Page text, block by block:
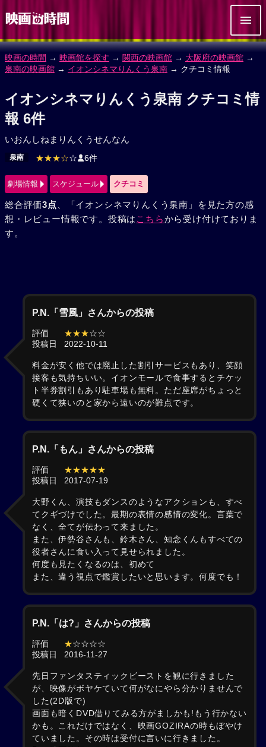
映画の時間 → 映画館を探す → 関西の映画館 → 大阪府の映画館 →
泉南の映画館 → イオンシネマりんくう泉南 → クチコミ情報
イオンシネマりんくう泉南 クチコミ情
報 6件
いおんしねまりんくうせんなん
泉南 ★★★☆☆ 6件
劇場情報 スケジュール クチコミ
総合評価3点 、「イオンシネマりんくう泉南」を見た方の感
想・レビュー情報です。投稿は こちらから受け付けておりま
す。
P.N.「雪風」さんからの投稿
評価 ★★★☆☆
投稿日
2022-10-11
料金が安く他では廃止した割引サービスもあり、笑顔
接客も気持ちいい。イオンモールで食事するとチケッ
ト半券割引もあり駐車場も無料。ただ座席がちょっと
硬くて狭いのと家から遠いのが難点です。
P.N.「もん」さんからの投稿
評価
★★★★★
投稿日
2017-07-19
大野くん、演技もダンスのようなアクションも、すべ
てクギづけでした。最期の表情の感情の変化。言葉で
なく、全てが伝わって来ました。
また、伊勢谷さんも、鈴木さん、知念くんもすべての
役者さんに食い入って見せられました。
何度も見たくなるのは、初めて
また、違う視点で鑑賞したいと思います。何度でも！
P.N.「は?」さんからの投稿
評価 ★☆☆☆☆
投稿日
2016-11-27
先日ファンタスティックビーストを観に行きました
が、映像がボヤケていて何がなにやら分かりませんで
した(2D版で)
画面も暗くDVD借りてみる方がましかも!もう行かない
かも。これだけではなく、映画GOZIRAの時もぼやけ
ていました。その時は受付に言いに行きました。